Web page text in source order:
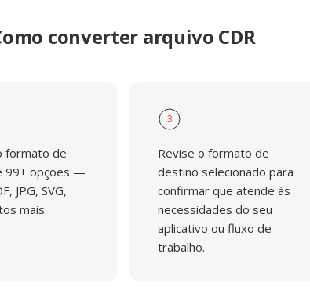
converter arquivo CDR
formato de
99+ opções —
JPG, SVG,
mais.
3
Revise o formato de
destino selecionado para
confirmar que atende às
necessidades do seu
aplicativo ou fluxo de
trabalho.